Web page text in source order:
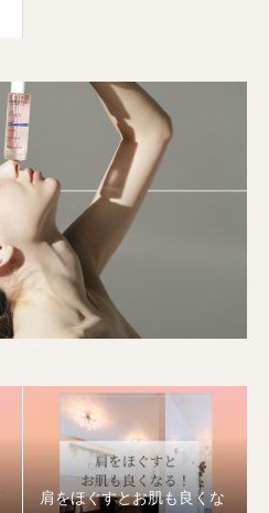
肩をほぐすとお肌も良くな